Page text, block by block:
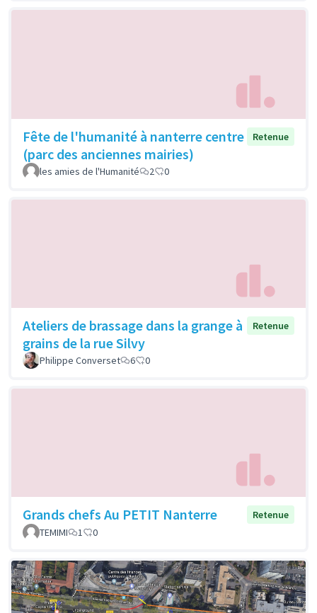
Fête de l'humanité à nanterre centre
(parc des anciennes mairies)
Retenue
les amies de l'Humanité 2 0
Ateliers de brassage dans la grange à
grains de la rue Silvy
Retenue
Philippe Converset 6 0
Grands chefs Au PETIT Nanterre
Retenue
TEMIMI
1 0